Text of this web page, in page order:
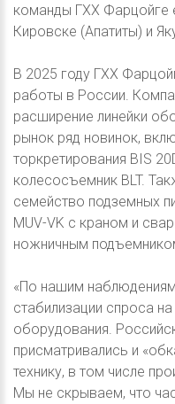
команды ГХХ Фарцойге
Кировске (Апатиты) и
В 2025 году ГХХ
работы в России.
расширение линейки
рынок ряд новинок,
торкретирования BIS
колесосъемник BLT.
семейство подземных
MUV-VK с краном и
ножничным
«По нашим
стабилизации спроса
оборудования.
присматривались и
технику, в том числе
Мы не скрываем, что